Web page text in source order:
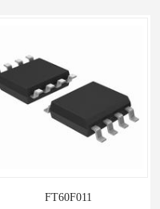
FT60F011